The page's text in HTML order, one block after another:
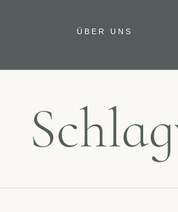
ÜBER UNS